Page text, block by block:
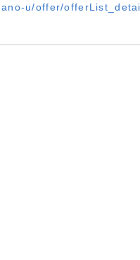
u/offer/